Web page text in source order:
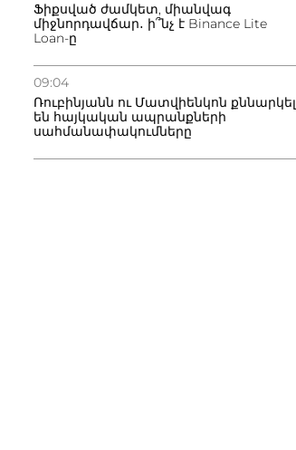
Ֆիքսված ժամկետ, միանվագ
միջնորդավճար․ ի՞նչ է Binance Lite
Loan-ը
09:04
Ռուբինյանն ու Մատվիենկոն քննարկել
են հայկական ապրանքների
սահմանափակումները